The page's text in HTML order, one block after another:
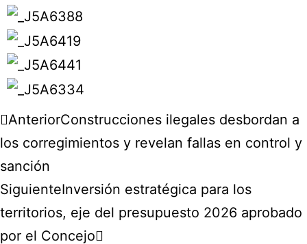
AnteriorConstrucciones ilegales desbordan a
los corregimientos y revelan fallas en control y
sanción
SiguienteInversión estratégica para los
territorios, eje del presupuesto 2026 aprobado
por el Concejo